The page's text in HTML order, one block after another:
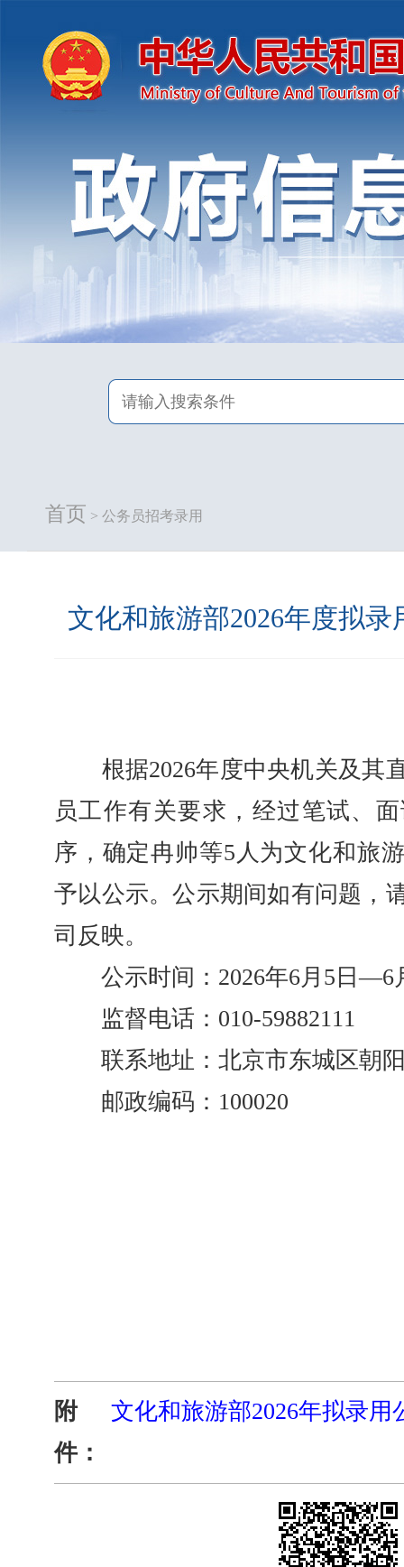
首页 > 公务员招考录用
文化和旅游部2026年度拟
根据2026年度中央机关及其
员工作有关要求，经过笔试、
序，确定冉帅等5人为文化和旅
予以公示。公示期间如有问题，
司反映。
公示时间：2026年6月5日—6
监督电话：010-59882111
联系地址：北京市东城区朝阳
邮政编码：100020
附
件：
文化和旅游部2026年拟录用